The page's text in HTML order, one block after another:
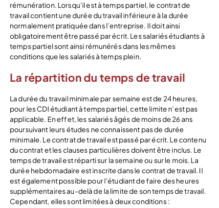
rémunération. Lorsqu’il est à temps partiel, le contrat de
travail contient une durée du travail inférieure à la durée
normalement pratiquée dans l’entreprise. Il doit ainsi
obligatoirement être passé par écrit. Les salariés étudiants à
temps partiel sont ainsi rémunérés dans les mêmes
conditions que les salariés à temps plein.
La répartition du temps de travail
La durée du travail minimale par semaine est de 24 heures,
pour les CDI étudiant à temps partiel, cette limite n’est pas
applicable. En effet, les salariés âgés de moins de 26 ans
poursuivant leurs études ne connaissent pas de durée
minimale. Le contrat de travail est passé par écrit. Le contenu
du contrat et les clauses particulières doivent être inclus. Le
temps de travail est réparti sur la semaine ou sur le mois. La
durée hebdomadaire est inscrite dans le contrat de travail. Il
est également possible pour l’étudiant de faire des heures
supplémentaires au-delà de la limite de son temps de travail.
Cependant, elles sont limitées à deux conditions :